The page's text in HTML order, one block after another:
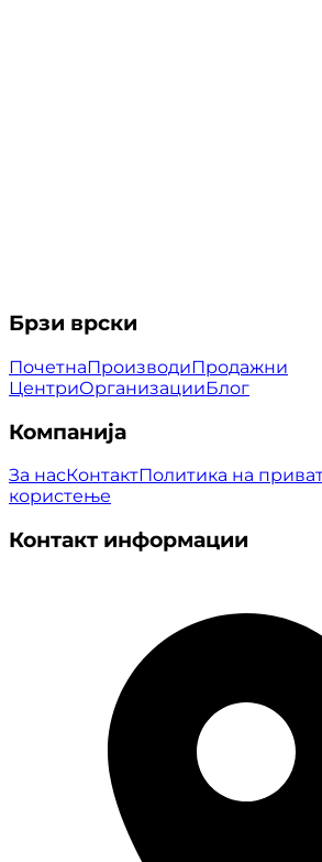
Брзи врски
ПочетнаПроизводиПродажни
ЦентриОрганизацииБлог
Компанија
За насКонтактПолитика на
користење
Контакт информации